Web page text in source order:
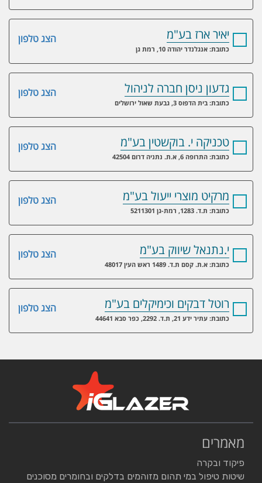
הצג טלפון יאיר ארז בע"מ
כתובת: אנגלנדר יהודה 10, רמת גן
הצג טלפון גדעון ניסן חברה לניהול
כתובת: בית הדפוס 3, גבעת שאול ירושלים
הצג טלפון טכניקה י. בוקשטין בע"מ
כתובת: התרופה 6, א.ת. נתניה דרום 42504
הצג טלפון מרקיט מוצרי ייעול בע"מ
כתובת: ת.ד. 1283, רמת-גן 5211301
הצג טלפון י.נתנאל שיווק בע"מ
כתובת: א.ת. קסם ת.ד. 1489 ראש העין 48017
הצג טלפון רוטל דבקים וכימיקלים בע"מ
כתובת: עתיר ידע 21, ת.ד. 2292, כפר סבא 44641
מאמרים
פיקוד ובקרה
שיטות טיפול במי תהום מזוהמים בדלקים ובחומרים מסוכנים